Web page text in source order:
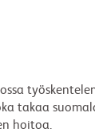
takaa
hoitoa.